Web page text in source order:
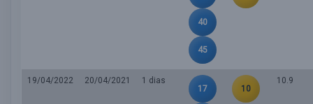
40
45
19/04/2022 20/04/2021
1 dias
17
10
10.9